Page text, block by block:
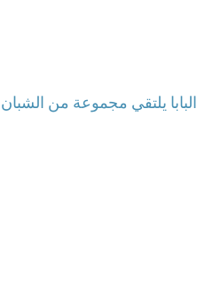
البابا يلتقي مجموعة من